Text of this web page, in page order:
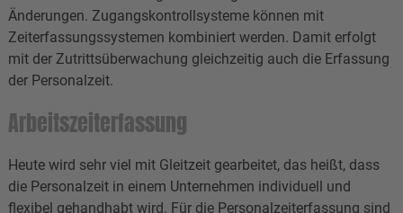
Änderungen. Zugangskontrollsysteme können mit
Zeiterfassungssystemen kombiniert werden. Damit erfolgt
mit der Zutrittsüberwachung gleichzeitig auch die Erfassung
der Personalzeit.
Arbeitszeiterfassung
Heute wird sehr viel mit Gleitzeit gearbeitet, das heißt, dass
die Personalzeit in einem Unternehmen individuell und
flexibel gehandhabt wird. Für die Personalzeiterfassung sind